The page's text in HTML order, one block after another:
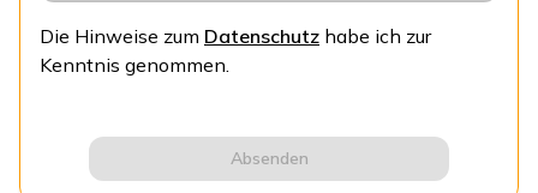
Die Hinweise zum Datenschutz habe ich zur
Kenntnis genommen.
Absenden